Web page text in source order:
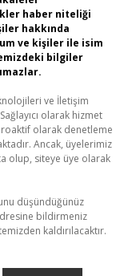
haber niteliği
hakkında
ve kişiler ile isim
bilgiler
ve İletişim
olarak hizmet
olarak denetleme
Ancak, üyelerimiz
olup, siteye üye olarak
düşündüğünüz
bildirmeniz
kaldırılacaktır.